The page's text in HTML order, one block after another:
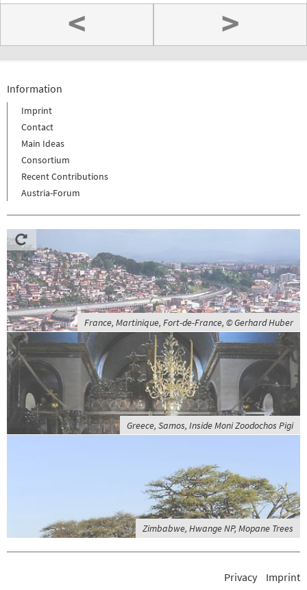
< >
Information
Imprint
Contact
Main Ideas
Consortium
Recent Contributions
Austria-Forum
France, Martinique, Fort-de-France, © Gerhard Huber
Greece, Samos, Inside Moni Zoodochos Pigi
Zimbabwe, Hwange NP, Mopane Trees
Privacy Imprint